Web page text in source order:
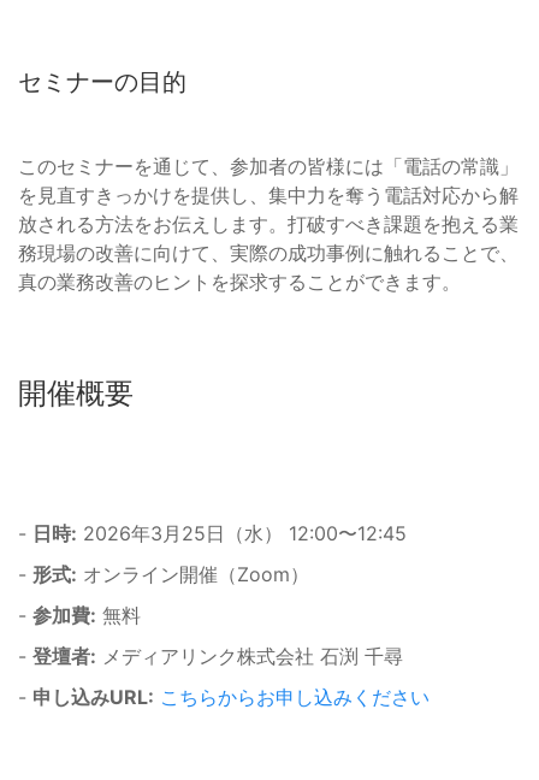
セミナーの目的
このセミナーを通じて、参加者の皆様には「電話の常識」
を見直すきっかけを提供し、集中力を奪う電話対応から解
放される方法をお伝えします。打破すべき課題を抱える業
務現場の改善に向けて、実際の成功事例に触れることで、
真の業務改善のヒントを探求することができます。
開催概要
- 日時: 2026年3月25日（水） 12:00〜12:45
- 形式: オンライン開催（Zoom）
- 参加費: 無料
- 登壇者: メディアリンク株式会社 石渕 千尋
- 申し込みURL: こちらからお申し込みください